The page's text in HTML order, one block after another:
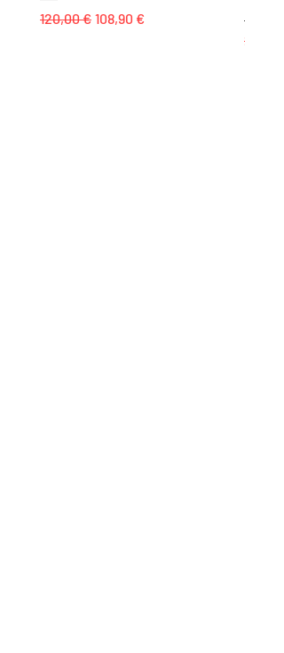
Precio
120,00 € Precio de oferta
108,90 €
Precio
25,00 €